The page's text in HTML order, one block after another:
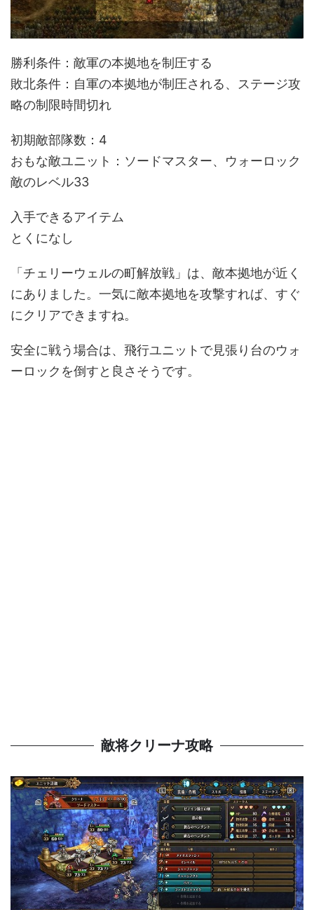
勝利条件：敵軍の本拠地を制圧する
敗北条件：自軍の本拠地が制圧される、ステージ攻
略の制限時間切れ
初期敵部隊数：4
おもな敵ユニット：ソードマスター、ウォーロック
敵のレベル33
入手できるアイテム
とくになし
「チェリーウェルの町解放戦」は、敵本拠地が近く
にありました。一気に敵本拠地を攻撃すれば、すぐ
にクリアできますね。
安全に戦う場合は、飛行ユニットで見張り台のウォ
ーロックを倒すと良さそうです。
敵将クリーナ攻略